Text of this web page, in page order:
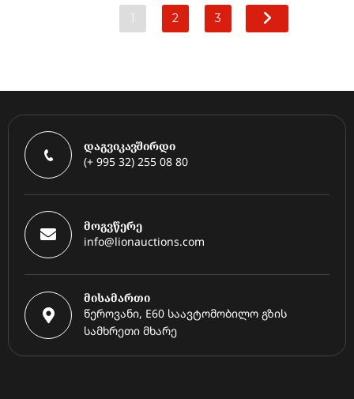
1 2 3
დაგვიკავშირდი
(+ 995 32) 255 08 80
მოგვწერე
info@lionauctions.com
მისამართი
წეროვანი, E60 საავტომობილო გზის
სამხრეთი მხარე